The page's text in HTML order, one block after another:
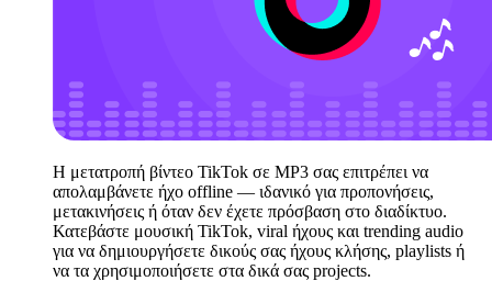
Η μετατροπή βίντεο TikTok σε MP3 σας επιτρέπει να
απολαμβάνετε ήχο offline — ιδανικό για προπονήσεις,
μετακινήσεις ή όταν δεν έχετε πρόσβαση στο διαδίκτυο.
Κατεβάστε μουσική TikTok, viral ήχους και trending audio
για να δημιουργήσετε δικούς σας ήχους κλήσης, playlists ή
να τα χρησιμοποιήσετε στα δικά σας projects.